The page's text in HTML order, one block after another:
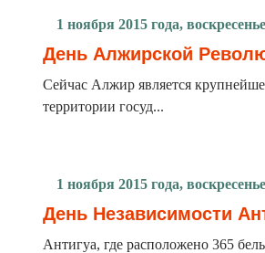
1 ноября 2015 года, воскресенье
День Алжирской
Сейчас Алжир является
территории госуд...
1 ноября 2015 года, воскресенье
День Независимости
Антигуа, где расположено 365